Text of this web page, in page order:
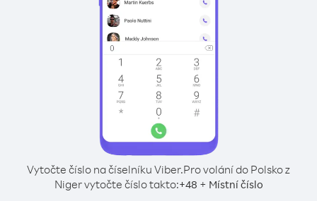
Vytočte číslo na číselníku Viber.Pro volání do Polsko z
Niger vytočte číslo takto:+48 + Místní číslo